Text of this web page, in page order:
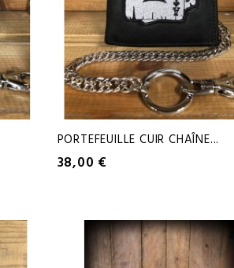
PORTEFEUILLE CUIR CHAÎNE...
38,00 €